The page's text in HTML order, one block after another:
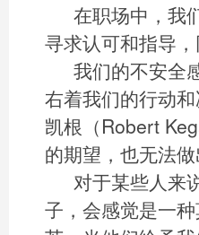
在职场中，我
寻求认可和指导
我们的不安全
右着我们的行动
凯根（Robert
的期望，也无法
对于某些人来
子，会感觉是一